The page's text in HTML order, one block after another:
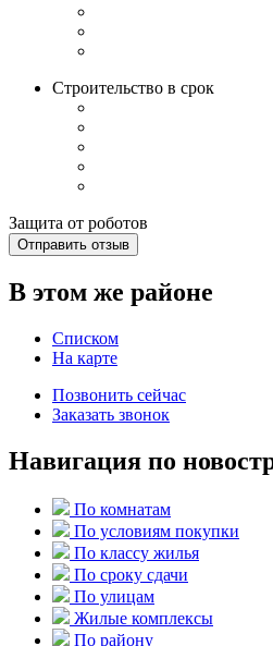
Строительство в срок
Защита от роботов
Отправить отзыв
В этом же районе
Списком
На карте
Позвонить сейчас
Заказать звонок
Навигация по
По комнатам
По условиям покупки
По классу жилья
По сроку сдачи
По улицам
Жилые комплексы
По району